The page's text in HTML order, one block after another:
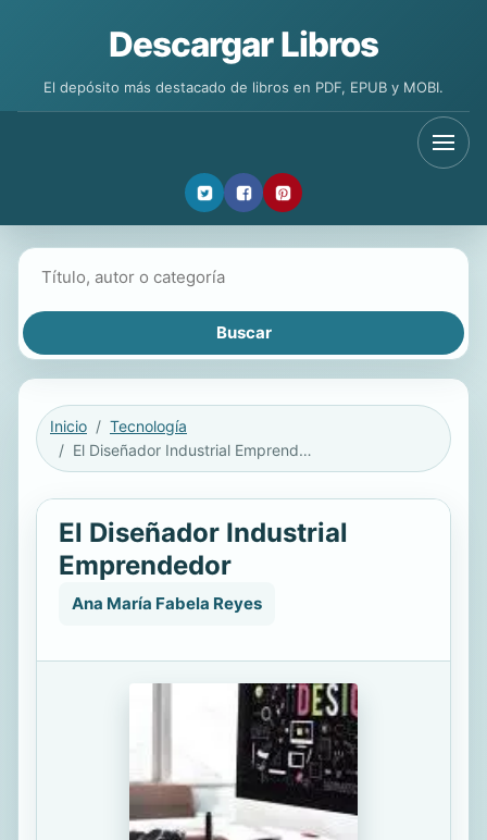
Descargar Libros
El depósito más destacado de libros en PDF, EPUB y MOBI.
Inicio
Tecnología
El Diseñador Industrial Emprendedor
El Diseñador Industrial
Emprendedor
Ana María Fabela Reyes